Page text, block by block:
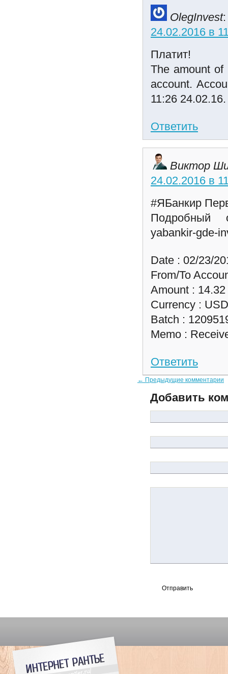
OlegInvest:
24.02.2016 в
Платит!
The amount of
account.
11:26
Ответить
Виктор
24.02.2016 в
#ЯБанкир
Подробный
yabankir-gde-
Date : 02/23/
From/To
Amount : 14.32
Currency : USD
Batch :
Memo :
Ответить
← Предыдущие комментарии
Добавить